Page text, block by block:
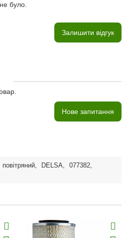
було.
Залишити відгук
Нове запитання
повітряний, DELSA, 077382,